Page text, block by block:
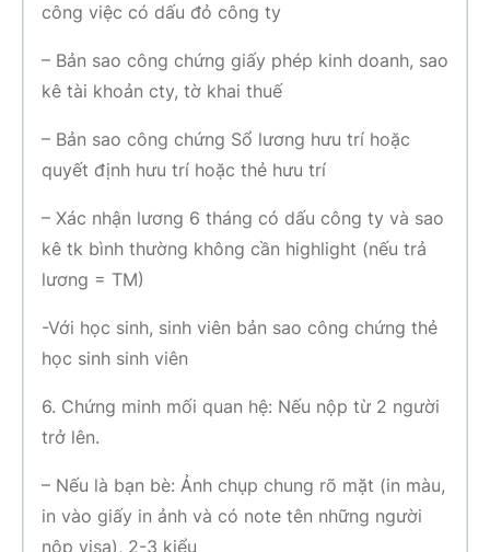
công việc có dấu đỏ công ty
– Bản sao công chứng giấy phép kinh doanh, sao
kê tài khoản cty, tờ khai thuế
– Bản sao công chứng Sổ lương hưu trí hoặc
quyết định hưu trí hoặc thẻ hưu trí
– Xác nhận lương 6 tháng có dấu công ty và sao
kê tk bình thường không cần highlight (nếu trả
lương = TM)
-Với học sinh, sinh viên bản sao công chứng thẻ
học sinh sinh viên
6. Chứng minh mối quan hệ: Nếu nộp từ 2 người
trở lên.
– Nếu là bạn bè: Ảnh chụp chung rõ mặt (in màu,
in vào giấy in ảnh và có note tên những người
nộp visa), 2-3 kiểu